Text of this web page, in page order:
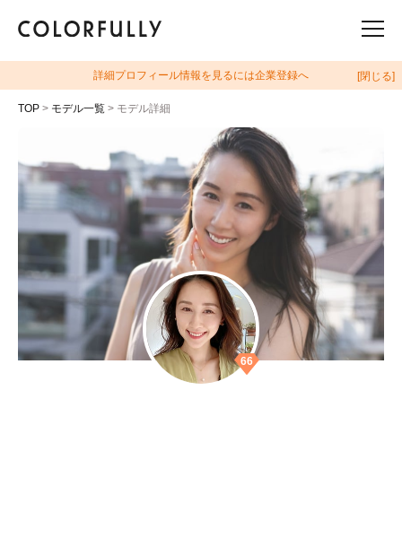
詳細プロフィール情報を見るには企業登録へ [閉じる]
TOP > モデル一覧 > モデル詳細
66